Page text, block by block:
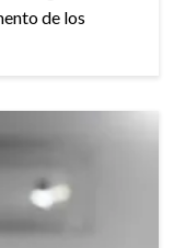
de los